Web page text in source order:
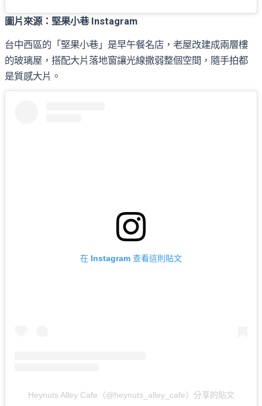
圖片來源：堅果小巷 Instagram
台中西區的「堅果小巷」是早午餐名店，老屋改建成兩層樓
的玻璃屋，搭配大片落地窗讓光線撒弱整個空間，隨手拍都
是質感大片。
在 Instagram 查看這則貼文
Heynuts Alley Cafe（@heynuts_alley_cafe）分享的貼文